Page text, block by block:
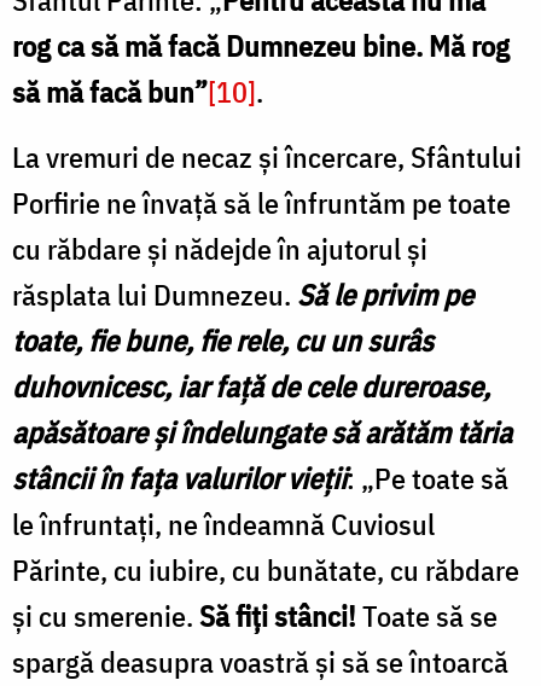
rog ca să mă facă Dumnezeu bine. Mă rog
să mă facă bun”[10].
La vremuri de necaz și încercare, Sfântului
Porfirie ne învață să le înfruntăm pe toate
cu răbdare și nădejde în ajutorul și
răsplata lui Dumnezeu. Să le privim pe
toate, fie bune, fie rele, cu un surâs
duhovnicesc, iar față de cele dureroase,
apăsătoare și îndelungate să arătăm tăria
stâncii în fața valurilor vieții: „Pe toate să
le înfruntați, ne îndeamnă Cuviosul
Părinte, cu iubire, cu bunătate, cu răbdare
și cu smerenie.Să fiți stânci!Toate să se
spargă deasupra voastră și să se întoarcă